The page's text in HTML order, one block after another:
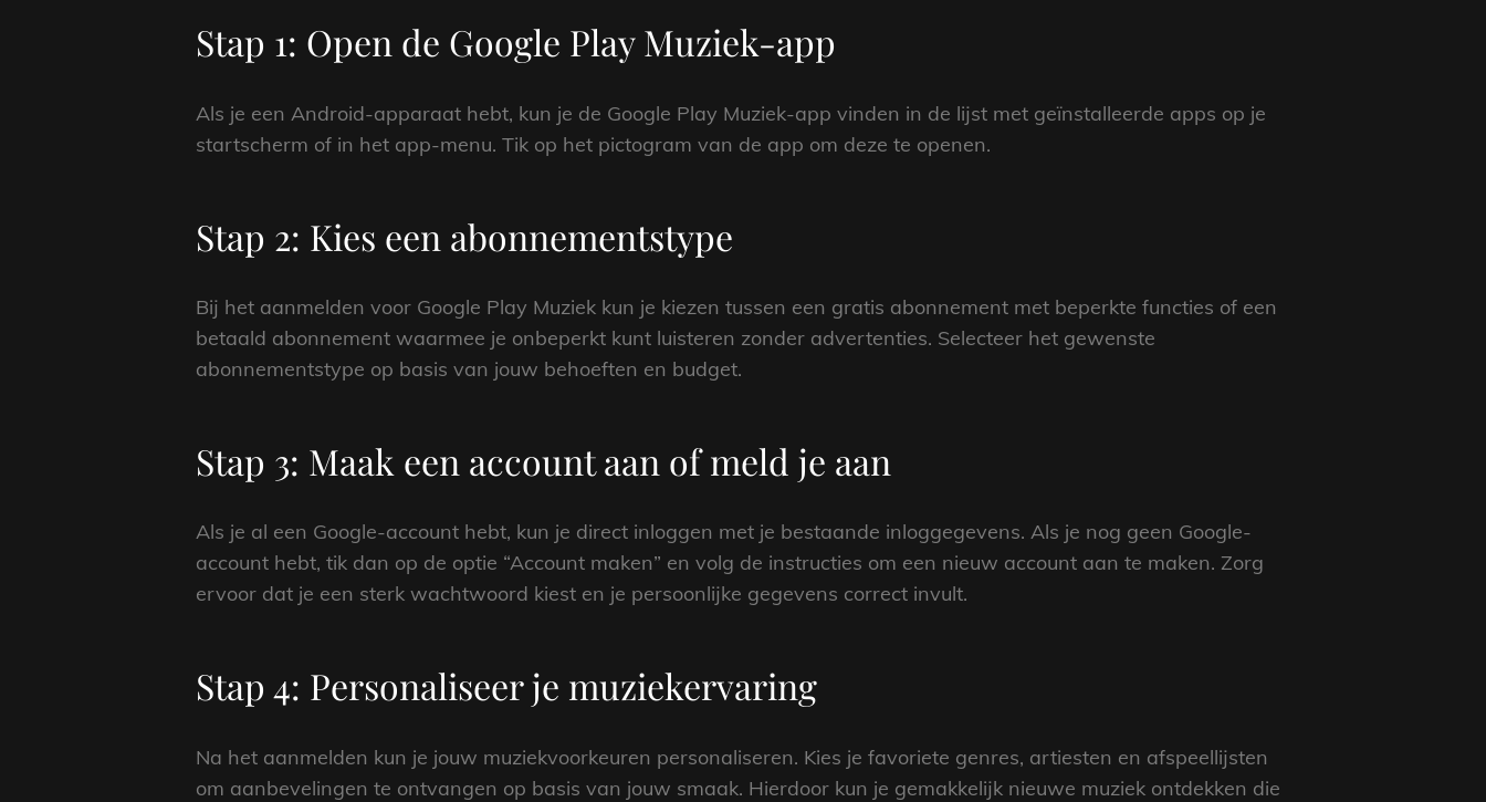
Stap 1: Open de Google Play Muziek-app
Als je een Android-apparaat hebt, kun je de Google Play Muziek-app vinden in de lijst met geïnstalleerde apps op je
startscherm of in het app-menu. Tik op het pictogram van de app om deze te openen.
Stap 2: Kies een abonnementstype
Bij het aanmelden voor Google Play Muziek kun je kiezen tussen een gratis abonnement met beperkte functies of een
betaald abonnement waarmee je onbeperkt kunt luisteren zonder advertenties. Selecteer het gewenste
abonnementstype op basis van jouw behoeften en budget.
Stap 3: Maak een account aan of meld je aan
Als je al een Google-account hebt, kun je direct inloggen met je bestaande inloggegevens. Als je nog geen Google-
account hebt, tik dan op de optie “Account maken” en volg de instructies om een nieuw account aan te maken. Zorg
ervoor dat je een sterk wachtwoord kiest en je persoonlijke gegevens correct invult.
Stap 4: Personaliseer je muziekervaring
Na het aanmelden kun je jouw muziekvoorkeuren personaliseren. Kies je favoriete genres, artiesten en afspeellijsten
om aanbevelingen te ontvangen op basis van jouw smaak. Hierdoor kun je gemakkelijk nieuwe muziek ontdekken die